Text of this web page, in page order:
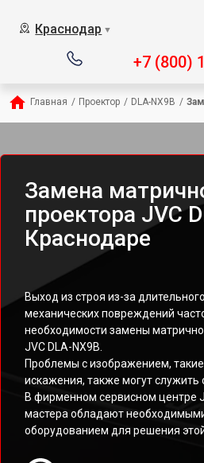
Краснодар ▼
+7 (800)
Главная / Проектор / DLA-NX9B /
Замена
проектора JVC
Краснодаре
Выход из строя из-за
механических повреждений
необходимости замены
JVC DLA-NX9B.
Проблемы с изображением, такие
искажения, также могут служить
В фирменном сервисном центре
мастера обладают
оборудованием для решения